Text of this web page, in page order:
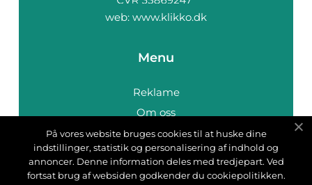
web: www.klikko.dk
Menu
Reklame
Om oss
Cookies
Kontakt Oss
Sitemap
På vores website bruges cookies til at huske dine
indstillinger, statistik og personalisering af indhold og
annoncer. Denne information deles med tredjepart. Ved
fortsat brug af websiden godkender du cookiepolitikken.